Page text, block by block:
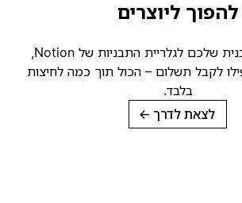
ליוצרים
להעלות את התבנית שלכם לגלריית התבניות של Notion,
תשלום – הכול תוך כמה לחיצות
בלבד.
לצאת לדרך→